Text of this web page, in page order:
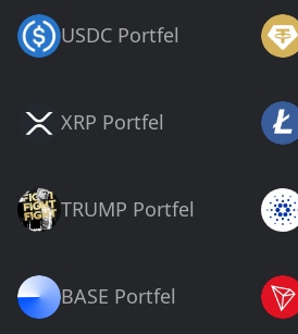
USDC Portfel
XRP Portfel
TRUMP Portfel
BASE Portfel